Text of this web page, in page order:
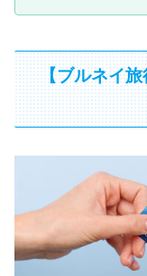
【ブルネイ